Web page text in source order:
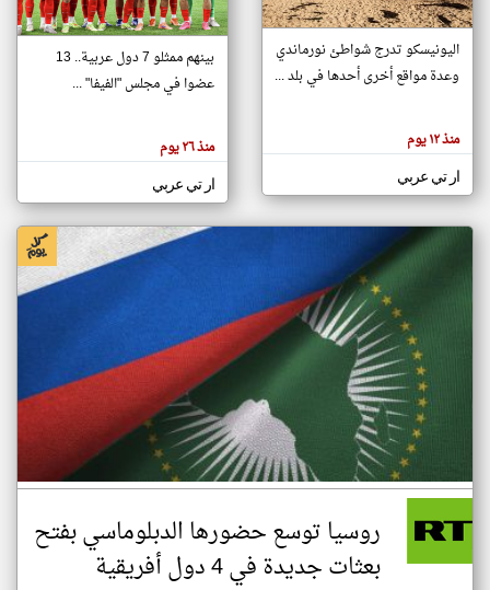
تغيير الدولة
اخبار جزر القمر على مدار الساعة
أهم اخبار جزر القمر العاجلة والمباشرة
هنا عن
وجهة
كاتبيها.
اليونيسكو تدرج شواطئ نورماندي
وعدة مواقع أخرى أحدها في بلد ...
منذ ١٢ يوم
ار تي عربي
بينهم ممثلو 7 دول عربية.. 13
عضوا في مجلس "الفيفا" ...
منذ ٢٦ يوم
ار تي عربي
روسيا توسع حضورها الدبلوماسي بفتح
بعثات جديدة في 4 دول أفريقية
klyoum.com